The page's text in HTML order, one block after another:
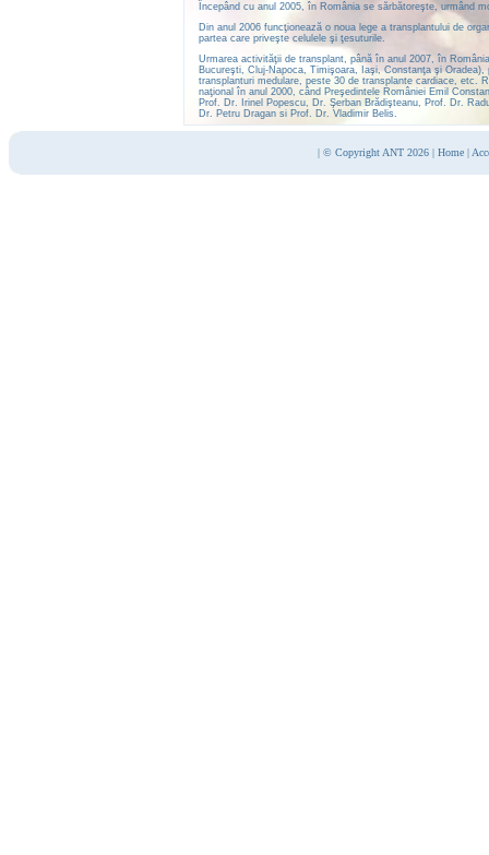
Începând cu anul 2005, în România se sărbătoreşte, urmând
Din anul 2006 funcţionează o noua lege a transplantului de
partea care priveşte celulele şi ţesuturile.
Urmarea activităţii de transplant, până în anul 2007, în
Bucureşti, Cluj-Napoca, Timişoara, Iaşi, Constanţa şi
transplanturi medulare, peste 30 de transplante cardiace, etc.
naţional în anul 2000, când Preşedintele României Emil
Prof. Dr. Irinel Popescu, Dr. Şerban Brădişteanu, Prof. Dr.
Dr. Petru Dragan si Prof. Dr. Vladimir Belis.
| © Copyright ANT 2026 | Home |